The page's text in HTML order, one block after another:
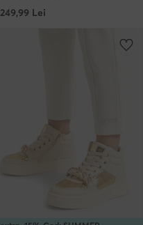
249,99 Lei